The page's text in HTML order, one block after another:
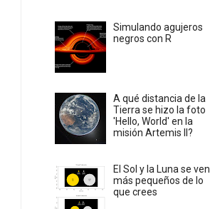
Simulando agujeros
negros con R
A qué distancia de la
Tierra se hizo la foto
'Hello, World' en la
misión Artemis II?
El Sol y la Luna se ven
más pequeños de lo
que crees